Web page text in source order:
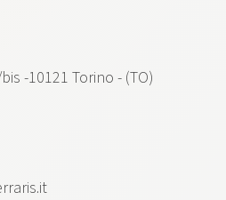
-10121 Torino - (TO)